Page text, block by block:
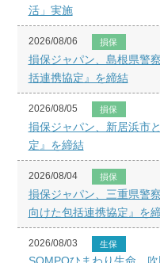
活」実施
2026/08/06 損保
損保ジャパン、島根県警
括連携協定』を締結
2026/08/05 損保
損保ジャパン、新居浜市
定』を締結
2026/08/04 損保
損保ジャパン、三重県警
向けた包括連携協定』を
2026/08/03 生保